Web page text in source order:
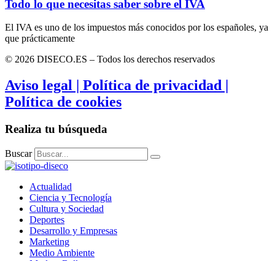
Todo lo que necesitas saber sobre el IVA
El IVA es uno de los impuestos más conocidos por los españoles, ya
que prácticamente
© 2026 DISECO.ES – Todos los derechos reservados
Aviso legal | Política de privacidad |
Política de cookies
Realiza tu búsqueda
Buscar
Actualidad
Ciencia y Tecnología
Cultura y Sociedad
Deportes
Desarrollo y Empresas
Marketing
Medio Ambiente